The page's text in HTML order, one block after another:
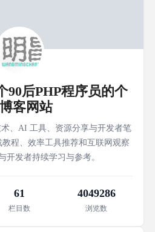
90后PHP程序员的个
客网站
、AI 工具、资源分享与开发者笔
程、效率工具推荐和互联网观察
开发者持续学习与参考。
61
栏目数
4049286
浏览数